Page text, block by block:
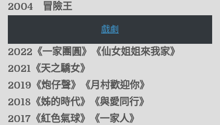
2004 冒險王
戲劇
2022《一家團圓》《仙女姐姐來我家》
2021《天之驕女》
2019《炮仔聲》《月村歡迎你》
2018《姊的時代》《與愛同行》
2017《紅色氣球》《一家人》